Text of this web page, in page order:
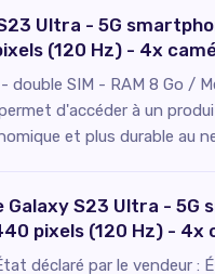
Ultra - 5G
(120 Hz) - 4x
double SIM - RAM 8 Go /
d'accéder à un
et plus durable au
S23 Ultra - 5G
pixels (120 Hz) -
déclaré par le vendeur